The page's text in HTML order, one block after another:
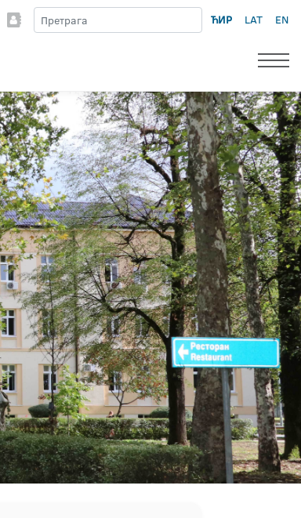
ЋИР LAT EN